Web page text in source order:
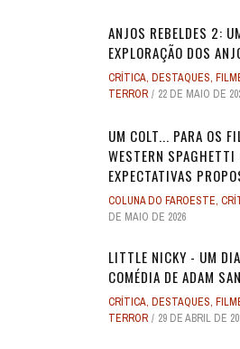
ANJOS REBELDES 2:
EXPLORAÇÃO DOS
CRÍTICA, DESTAQUES,
TERROR
22 DE MAIO DE
UM COLT... PARA OS
WESTERN SPAGHETTI
EXPECTATIVAS
COLUNA DO FAROESTE,
DE MAIO DE 2026
LITTLE NICKY - UM
COMÉDIA DE ADAM
CRÍTICA, DESTAQUES,
TERROR
29 DE ABRIL DE